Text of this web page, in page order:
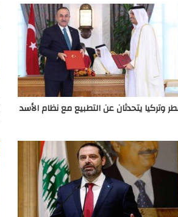
وتركيا يتحدثان عن التطبيع مع نظام الأسد